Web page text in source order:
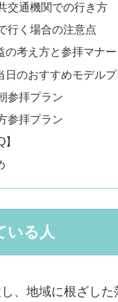
交通機関での行き方
行く場合の注意点
の考え方と参拝マナー
日のおすすめモデル
参拝プラン
参拝プラン
】
いる人
、地域に根ざした